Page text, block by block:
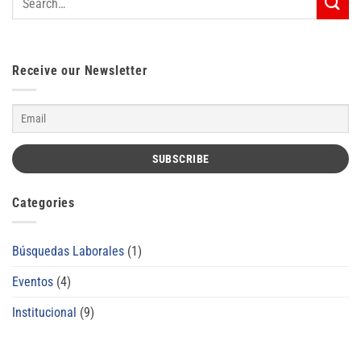
Receive our Newsletter
Categories
Búsquedas Laborales (1)
Eventos (4)
Institucional (9)